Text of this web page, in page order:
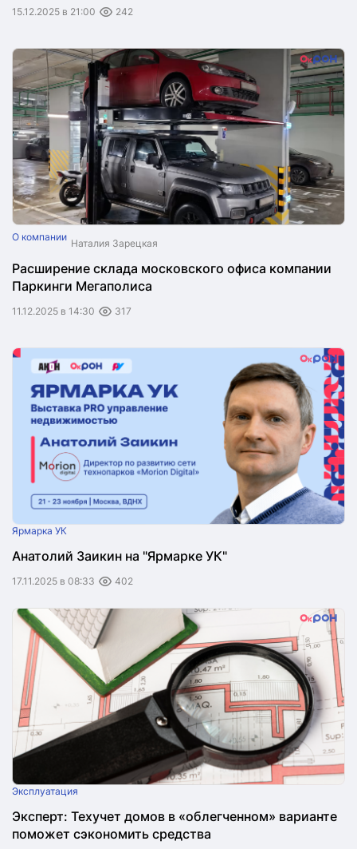
15.12.2025 в 21:00 242
О компании Наталия Зарецкая
Расширение склада московского офиса компании
Паркинги Мегаполиса
11.12.2025 в 14:30 317
Ярмарка УК
Анатолий Заикин на "Ярмарке УК"
17.11.2025 в 08:33 402
Эксплуатация
Эксперт: Техучет домов в «облегченном» варианте
поможет сэкономить средства